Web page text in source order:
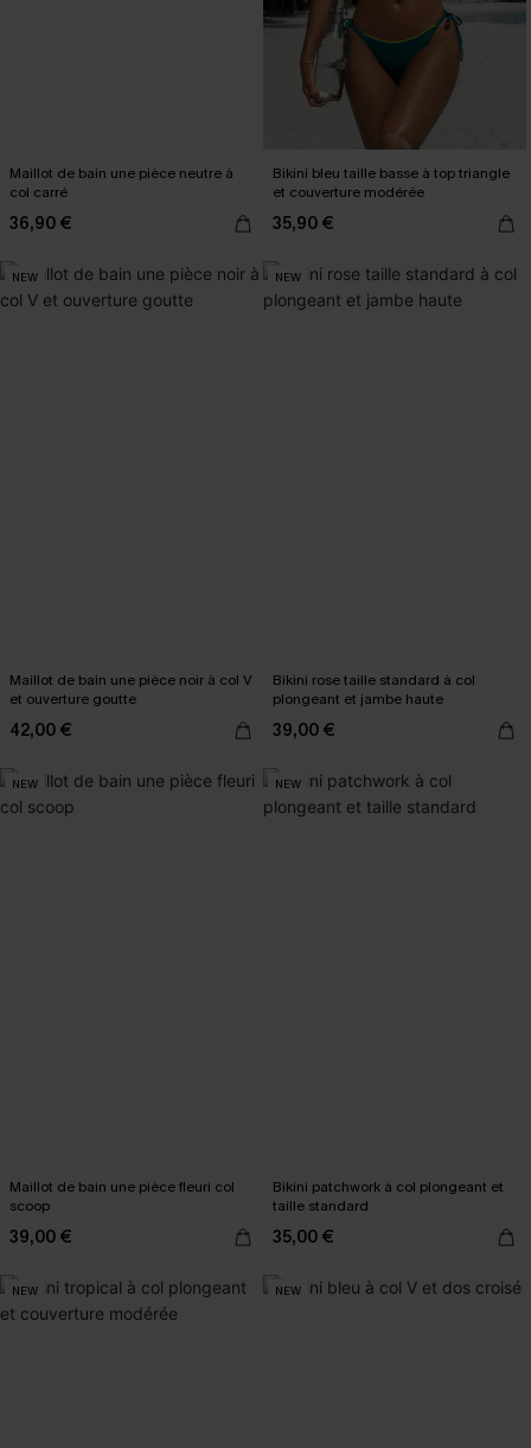
Maillot de bain une pièce neutre à
col carré
36,90 €
Bikini bleu taille basse à top triangle
et couverture modérée
35,90 €
NEW
Maillot de bain une pièce noir à col V
et ouverture goutte
42,00 €
NEW
Bikini rose taille standard à col
plongeant et jambe haute
39,00 €
NEW
Maillot de bain une pièce fleuri col
scoop
39,00 €
NEW
Bikini patchwork à col plongeant et
taille standard
35,00 €
NEW NEW